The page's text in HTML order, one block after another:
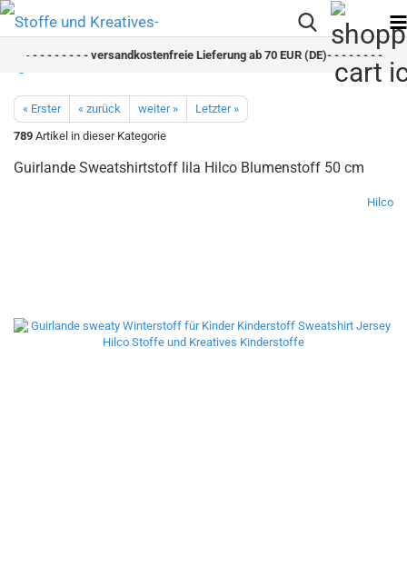
- - - - - - - - versandkostenfreie Lieferung ab 70 EUR (DE)- - - - - - - -
« Erster « zurück weiter »
Letzter »
789 Artikel in dieser Kategorie
Guirlande Sweatshirtstoff lila Hilco Blumenstoff 50 cm
Hilco